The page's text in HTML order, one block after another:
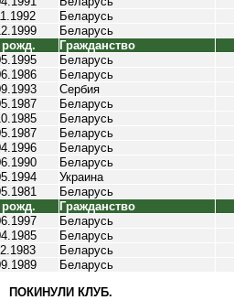
Беларусь
Беларусь
рожд. Гражданство
Беларусь
Беларусь
Сербия
Беларусь
Беларусь
Беларусь
Беларусь
Беларусь
Украина
Беларусь
рожд. Гражданство
Беларусь
Беларусь
Беларусь
Беларусь
ПОКИНУЛИ КЛУБ.